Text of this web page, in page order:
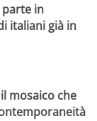
parte in
italiani già in
mosaico che